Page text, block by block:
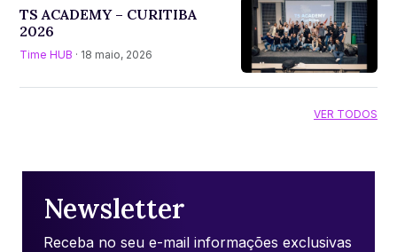
TS ACADEMY – CURITIBA
2026
Time HUB · 18 maio, 2026
VER TODOS
Newsletter
Receba no seu e-mail informações exclusivas